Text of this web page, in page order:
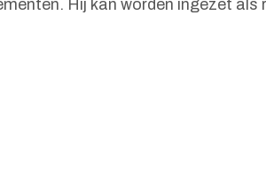
Hij kan worden ingezet